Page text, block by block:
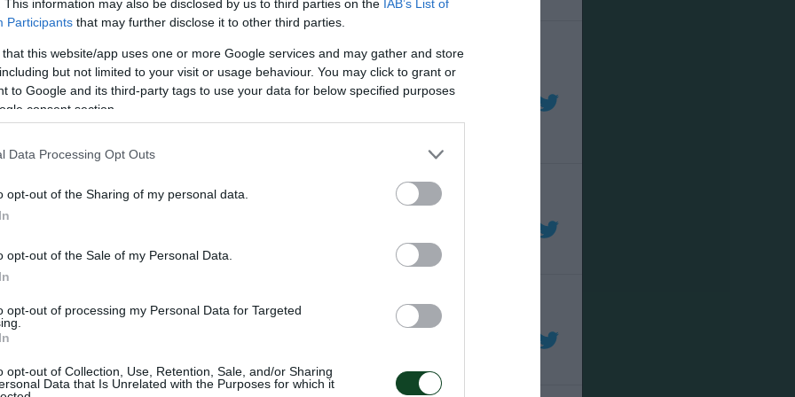
This information may also be disclosed by us to third parties on the IAB’s List of
Participants that may further disclose it to other third parties.
that this website/app uses one or more Google services and may gather and store
but not limited to your visit or usage behaviour. You may click to grant or
to Google and its third-party tags to use your data for below specified purposes
consent section.
Data Processing Opt Outs
opt-out of the Sharing of my personal data.
opt-out of the Sale of my Personal Data.
opt-out of processing my Personal Data for Targeted
opt-out of Collection, Use, Retention, Sale, and/or Sharing
Data that Is Unrelated with the Purposes for which it
τεχνικό πλασέ του Τετέ να σταματάει στο δοκάρι και στη